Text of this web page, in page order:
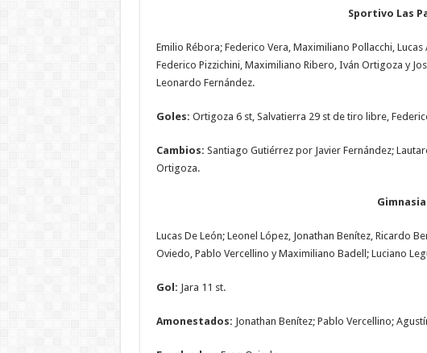
Sportivo Las
Emilio Rébora; Federico Vera, Maximiliano Pollacchi,
Federico Pizzichini, Maximiliano Ribero, Iván Ortigoza y
Leonardo Fernández.
Goles: Ortigoza 6 st, Salvatierra 29 st de tiro libre,
Cambios: Santiago Gutiérrez por Javier Fernández;
Ortigoza.
Gimnasia
Lucas De León; Leonel López, Jonathan Benítez, Ricardo
Oviedo, Pablo Vercellino y Maximiliano Badell; Luciano
Gol: Jara 11 st.
Amonestados: Jonathan Benítez; Pablo Vercellino;